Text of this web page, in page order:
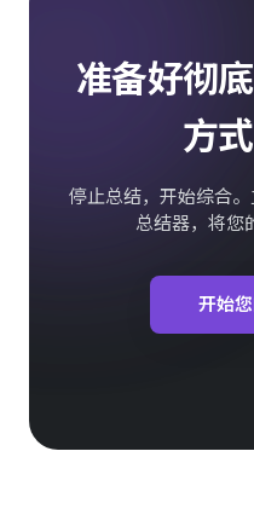
准备好彻
方
停止总结，开始综合
总结器，将您
开始